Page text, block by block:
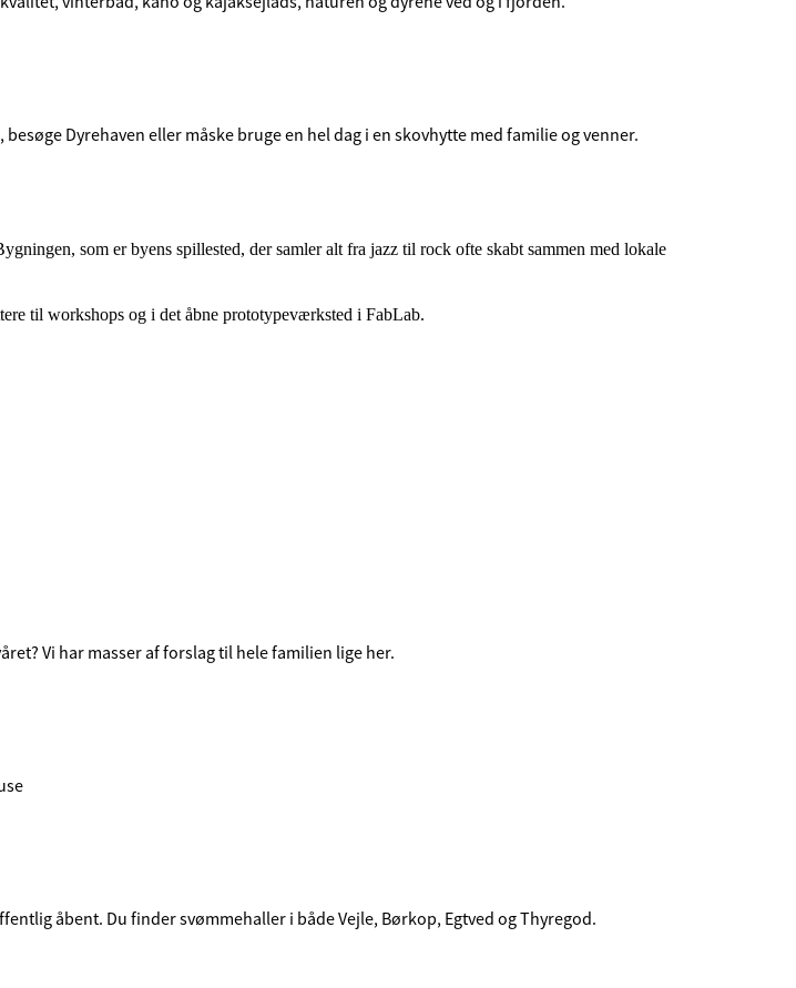
Dyrehaven eller måske bruge en hel dag i en skovhytte med familie og venner.
som er byens spillested, der samler alt fra jazz til rock ofte skabt sammen med lokale
til workshops og i det åbne prototypeværksted i FabLab.
Vi har masser af forslag til hele familien lige her.
åbent. Du finder svømmehaller i både Vejle, Børkop, Egtved og Thyregod.